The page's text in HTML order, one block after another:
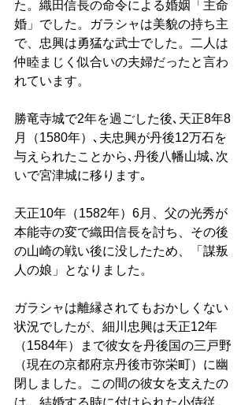
た。織田信長の命令による婚姻「主命
婚」でした。ガラシャは美貌の持ち主
で、忠興は勇猛な武士でした。二人は
仲睦まじく似合いの夫婦だったと言わ
れています。
勝竜寺城で2年を過ごした後､天正8年8
月（1580年）､夫忠興が丹後12万石を
与えられたことから､丹後八幡山城､次
いで宮津城に移ります｡
天正10年（1582年）6月、父の光秀が
本能寺の変で織田信長を討ち、その後
の山崎の戦い後に没したため、「謀叛
人の娘」となりました。
ガラシャは離縁されてもおかしくない
状況でしたが、細川忠興は天正12年
（1584年）まで彼女を丹後国の三戸野
（現在の京都府京丹後市弥栄町）に幽
閉しました。この間の彼女を支えたの
は、結婚する時に付けられた小侍従